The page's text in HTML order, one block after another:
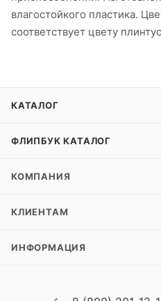
влагостойкого пластика.
соответствует цвету
КАТАЛОГ
ФЛИПБУК КАТАЛОГ
КОМПАНИЯ
КЛИЕНТАМ
ИНФОРМАЦИЯ